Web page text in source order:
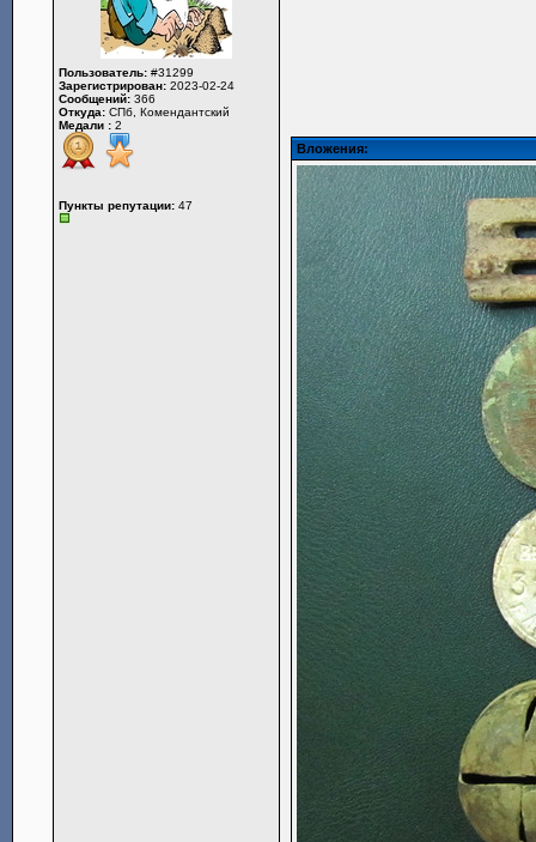
Пользователь: #31299
Зарегистрирован: 2023-02-24
Сообщений: 366
Откуда: СПб, Комендантский
Медали : 2
Пункты репутации: 47
Вложения: